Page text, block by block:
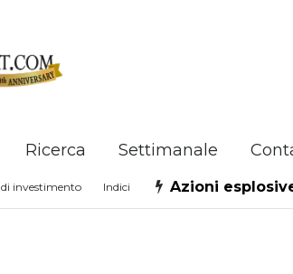
Ricerca Settimanale
di investimento Indici Azioni